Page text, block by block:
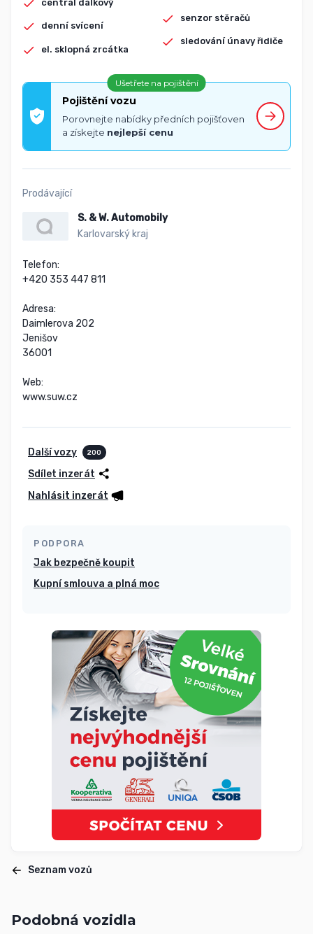
centrál dálkový
denní svícení
el. sklopná zrcátka
senzor stěračů
sledování únavy řidiče
Ušetřete na pojištění
Pojištění vozu
Porovnejte nabídky předních pojišťoven
a získejte nejlepší cenu
Prodávající
S. & W. Automobily
Karlovarský kraj
Telefon:
+420 353 447 811
Adresa:
Daimlerova 202
Jenišov
36001
Web:
www.suw.cz
Další vozy 200
Sdílet inzerát
Nahlásit inzerát
PODPORA
Jak bezpečně koupit
Kupní smlouva a plná moc
Seznam vozů
Podobná vozidla